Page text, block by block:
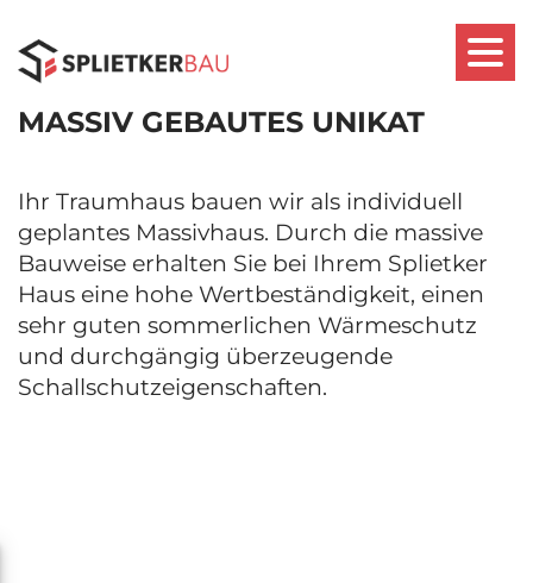
JEDES SPLIETKER HAUS IST EIN
MASSIV GEBAUTES UNIKAT
Ihr Traumhaus bauen wir als individuell
geplantes Massivhaus. Durch die massive
Bauweise erhalten Sie bei Ihrem Splietker
Haus eine hohe Wertbeständigkeit, einen
sehr guten sommerlichen Wärmeschutz
und durchgängig überzeugende
Schallschutzeigenschaften.